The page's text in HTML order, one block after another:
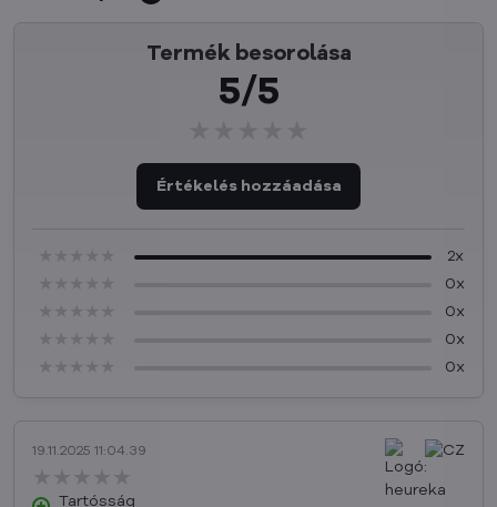
Termék besorolása
5/5
Értékelés hozzáadása
2x
0x
0x
0x
0x
19.11.2025 11:04.39
Tartósság